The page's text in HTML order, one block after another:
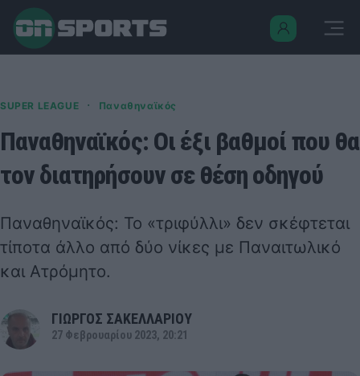
SUPER LEAGUE · Παναθηναϊκός
Παναθηναϊκός: Οι έξι βαθμοί που θα
τον διατηρήσουν σε θέση οδηγού
Παναθηναϊκός: Το «τριφύλλι» δεν σκέφτεται
τίποτα άλλο από δύο νίκες με Παναιτωλικό
και Ατρόμητο.
ΓΙΩΡΓΟΣ ΣΑΚΕΛΛΑΡΙΟΥ
27 Φεβρουαρίου 2023, 20:21